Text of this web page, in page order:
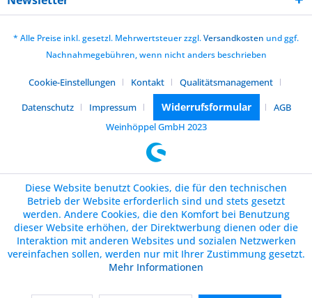
* Alle Preise inkl. gesetzl. Mehrwertsteuer zzgl.Versandkosten und ggf.
Nachnahmegebühren, wenn nicht anders beschrieben
Cookie-Einstellungen Kontakt
Qualitätsmanagement
Datenschutz
Impressum Widerrufsformular
AGB
Weinhöppel GmbH 2023
Diese Website benutzt Cookies, die für den technischen
Betrieb der Website erforderlich sind und stets gesetzt
werden. Andere Cookies, die den Komfort bei Benutzung
dieser Website erhöhen, der Direktwerbung dienen oder die
Interaktion mit anderen Websites und sozialen Netzwerken
vereinfachen sollen, werden nur mit Ihrer Zustimmung gesetzt.
Mehr Informationen